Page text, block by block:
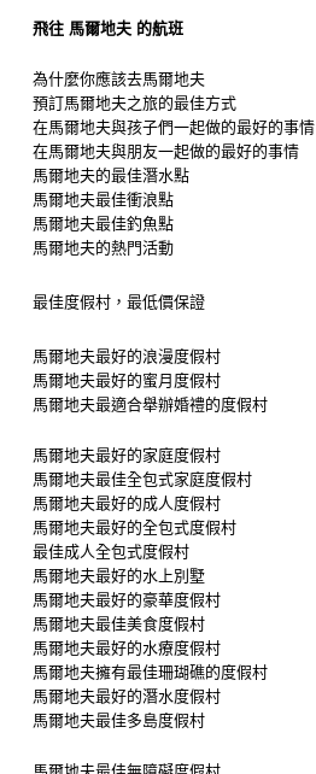
飛往 馬爾地夫 的航班
為什麼你應該去馬爾地夫
預訂馬爾地夫之旅的最佳方式
在馬爾地夫與孩子們一起做的最好的事情
在馬爾地夫與朋友一起做的最好的事情
馬爾地夫的最佳潛水點
馬爾地夫最佳衝浪點
馬爾地夫最佳釣魚點
馬爾地夫的熱門活動
最佳度假村，最低價保證
馬爾地夫最好的浪漫度假村
馬爾地夫最好的蜜月度假村
馬爾地夫最適合舉辦婚禮的度假村
馬爾地夫最好的家庭度假村
馬爾地夫最佳全包式家庭度假村
馬爾地夫最好的成人度假村
馬爾地夫最好的全包式度假村
最佳成人全包式度假村
馬爾地夫最好的水上別墅
馬爾地夫最好的豪華度假村
馬爾地夫最佳美食度假村
馬爾地夫最好的水療度假村
馬爾地夫擁有最佳珊瑚礁的度假村
馬爾地夫最好的潛水度假村
馬爾地夫最佳多島度假村